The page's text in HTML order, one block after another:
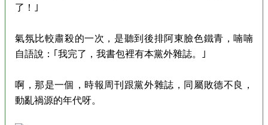
了！｣
氣氛比較肅殺的一次，是聽到後排阿東臉色鐵青，喃喃
自語說：｢我完了，我書包裡有本黨外雜誌。｣
啊，那是一個，時報周刊跟黨外雜誌，同屬敗德不良，
動亂禍源的年代呀。